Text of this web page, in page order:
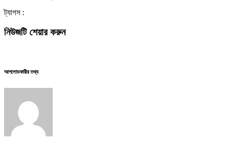
ট্যাগস :
নিউজটি শেয়ার করুন
আপলোডকারীর তথ্য